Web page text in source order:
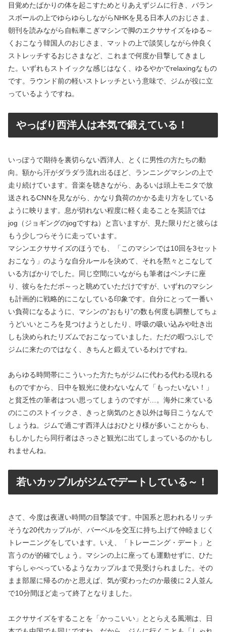
目覚めたばかりの体を起こすためとりあえずジムに行き、バラン
スボールの上でゆらゆらしながらNHKを見る日本人のおじさま、
朝刊を読みながら自転車こぎマシンで脚のエクササイズをゆる～
くおこなう韓国人のおじさま、マットの上で談笑しながら仲良く
ストレッチするおじさまなど、これまで何度か目撃してきまし
た。いずれもストイックな感じはなく、ゆるやかでrelaxingなもの
です。ラウンド前の軽いストレッチという意味で、ジムが役に立
っているようですね。
やっぱり西洋人は本気で鍛えている！
いっぽうで期待を裏切らない西洋人、とくに男性の方たちの動
向。額から汗がダラダラ流れ出るほど、ランニングマシンの上で
走り続けています。音楽を聴きながら、あるいは頭上モニタで放
送されるCNNを見ながら、かなり負荷のかかる走り方をしている
ように映ります。息が切れない程度に軽く走ることを英語では
jog（ジョギングのjogですね）と言いますが、見た限りだと彼らは
もう少しつらそうに走っています。
マシンエクササイズのほうでも、「このマシンでは10回を3セット
おこなう」のような自分ルールを決めて、それを黙々とこなして
いる方ばかりでした。同じ空間にいながらも筆者はベンチに座
り、彼らをただボ～っと眺めていただけですが、いずれのマシン
も計画的に戦略的にこなしている印象です。自分にとって一番い
い負荷になるように、マシンの”おもり”の数も何度も調整してちょ
うどいいところを見つけようとしたり、呼吸の吸い込みや吐き出
しも決められたリズムでおこなっていました。ただの暇つぶしで
ジムに来たのではなく、きちんと鍛えているわけですね。
あらゆる時間帯にこういった方たちがジムに代わる代わる現れる
ものですから、日中を観光に使わないなんて「もったいない！」
と貧乏性の筆者はつい思ってしまうのですが…。海外に来ている
のにこのストイックさ、きっと病気のとき以外は毎日こうなんで
しょうね。ジムで過ごす西洋人はおひとり様が多いことからも、
もしかしたら同行者はさっさと観光に出てしまっているのかもし
れませんね。
若いカップルがジムでデートしている～！
さて、今度は夜遅い時間の目撃談です。中国系と思われるリッチ
そうな20代カップルが、バーベルを交互に持ち上げて仲睦まじく
トレーニングをしています。いえ、「トレーニング・デート」と
言うのが的確でしょう。マシンの上に座っても運動せずに、ひた
すらしゃべっているようなカップルまで見受けられました。その
まま部屋に帰るのかと思えば、気が変わったのか最後に２人並ん
で10分間ほど走って終了となりました。
エクササイズをすることを「かっこいい」ととらえる風潮は、日